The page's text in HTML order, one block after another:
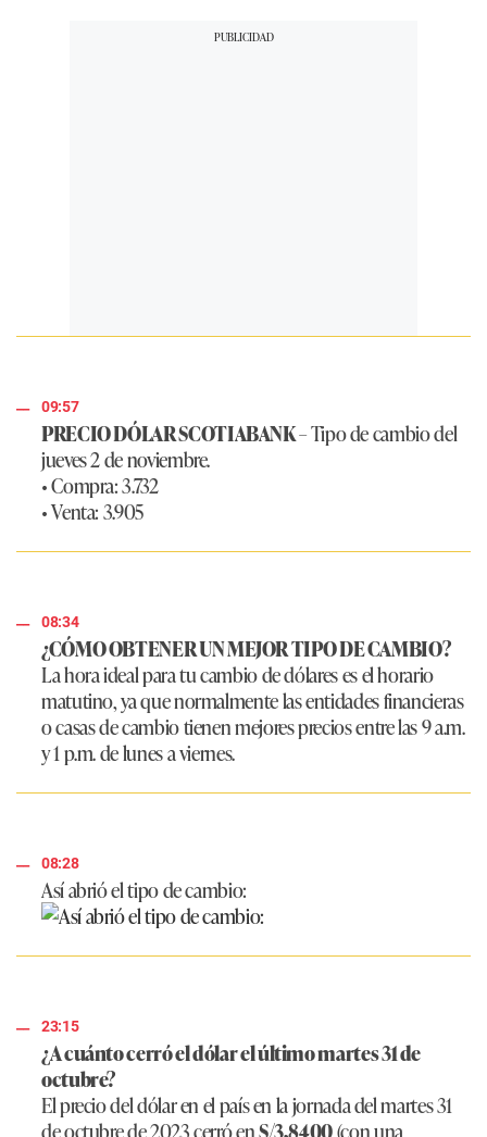
09:57
PRECIO DÓLAR SCOTIABANK– Tipo de cambio del
jueves 2 de noviembre.
• Compra: 3.732
• Venta: 3.905
08:34
¿CÓMO OBTENER UN MEJOR TIPO DE CAMBIO?
La hora ideal para tu cambio de dólares es el horario
matutino, ya que normalmente las entidades financieras
o casas de cambio tienen mejores precios entre las 9 a.m.
y 1 p.m. de lunes a viernes.
08:28
Así abrió el tipo de cambio:
23:15
¿A cuánto cerró el dólar el último martes 31 de
octubre?
El precio del dólar en el país en la jornada del martes 31
de octubre de 2023 cerró enS/3,8400(con una